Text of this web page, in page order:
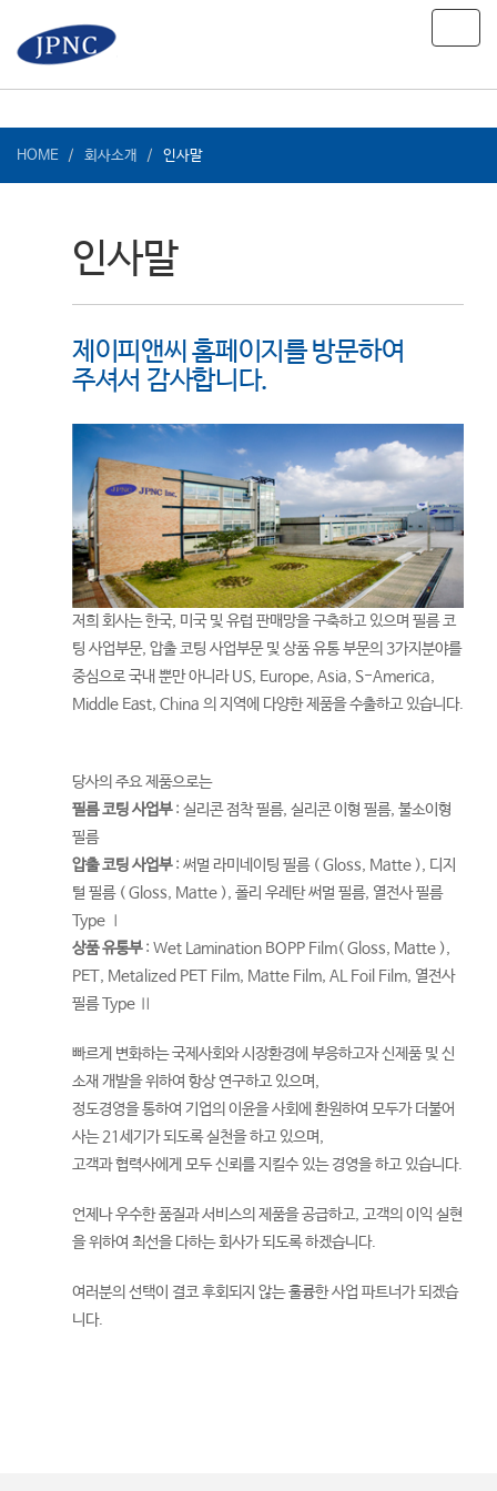
HOME 회사소개 인사말
인사말
제이피앤씨 홈페이지를 방문하여
주셔서 감사합니다.
저희 회사는 한국, 미국 및 유럽 판매망을 구축하고 있으며 필름 코
팅 사업부문, 압출 코팅 사업부문 및 상품 유통 부문의 3가지분야를
중심으로 국내 뿐만 아니라 US, Europe, Asia, S-America,
Middle East, China 의 지역에 다양한 제품을 수출하고 있습니다.
당사의 주요 제품으로는
필름 코팅 사업부: 실리콘 점착 필름, 실리콘 이형 필름, 불소이형
필름
압출 코팅 사업부: 써멀 라미네이팅 필름 ( Gloss, Matte ), 디지
털 필름 ( Gloss, Matte ), 폴리 우레탄 써멀 필름, 열전사 필름
Type Ⅰ
상품 유통부: Wet Lamination BOPP Film( Gloss, Matte ),
PET, Metalized PET Film, Matte Film, AL Foil Film, 열전사
필름 Type Ⅱ
빠르게 변화하는 국제사회와 시장환경에 부응하고자 신제품 및 신
소재 개발을 위하여 항상 연구하고 있으며,
정도경영을 통하여 기업의 이윤을 사회에 환원하여 모두가 더불어
사는 21세기가 되도록 실천을 하고 있으며,
고객과 협력사에게 모두 신뢰를 지킬수 있는 경영을 하고 있습니다.
언제나 우수한 품질과 서비스의 제품을 공급하고, 고객의 이익 실현
을 위하여 최선을 다하는 회사가 되도록 하겠습니다.
여러분의 선택이 결코 후회되지 않는 훌륭한 사업 파트너가 되겠습
니다.